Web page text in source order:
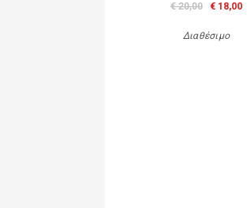
€ 20,00
€ 18,00
Διαθέσιμο